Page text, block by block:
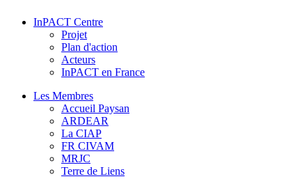
InPACT Centre
Projet
Plan d'action
Acteurs
InPACT en France
Les Membres
Accueil Paysan
ARDEAR
La CIAP
FR CIVAM
MRJC
Terre de Liens